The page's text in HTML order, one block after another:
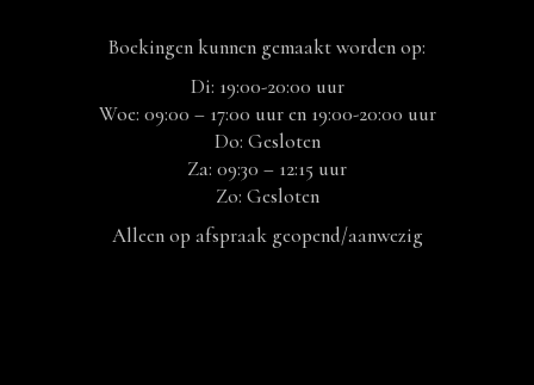
Boekingen kunnen gemaakt worden op:
Di: 19:00-20:00 uur
Woe: 09:00 – 17:00 uur en 19:00-20:00 uur
Do: Gesloten
Za: 09:30 – 12:15 uur
Zo: Gesloten
Alleen op afspraak geopend/aanwezig